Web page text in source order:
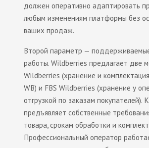
должен оперативно адаптировать
любым изменениям платформы без
ваших продаж.
Второй параметр —
работы. Wildberries предлагает две
Wildberries (хранение и
WB) и FBS Wildberries (хранение у
отгрузкой по заказам покупателей).
предъявляет собственные
товара, срокам обработки и
Профессиональный оператор